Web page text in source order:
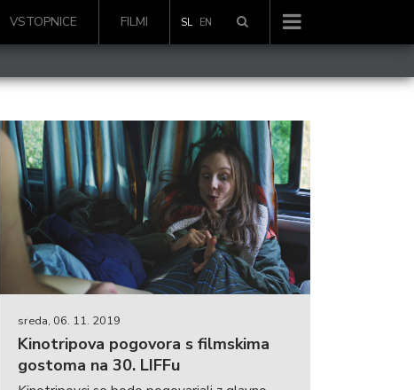
VSTOPNICE FILMI SL EN
sreda, 06. 11. 2019
Kinotripova pogovora s filmskima
gostoma na 30. LIFFu